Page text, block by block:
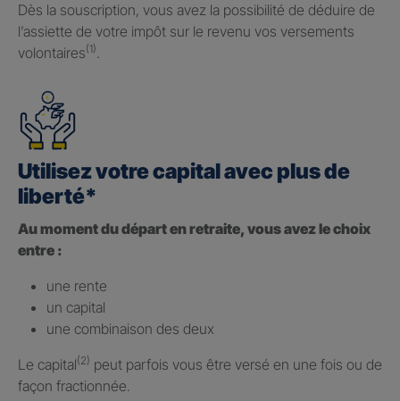
Dès la souscription, vous avez la possibilité de déduire de
l’assiette de votre impôt sur le revenu vos versements
volontaires(1).
Utilisez votre capital avec plus de
liberté*
Au moment du départ en retraite, vous avez le choix
entre :
une rente
un capital
une combinaison des deux
Le capital(2) peut parfois vous être versé en une fois ou de
façon fractionnée.